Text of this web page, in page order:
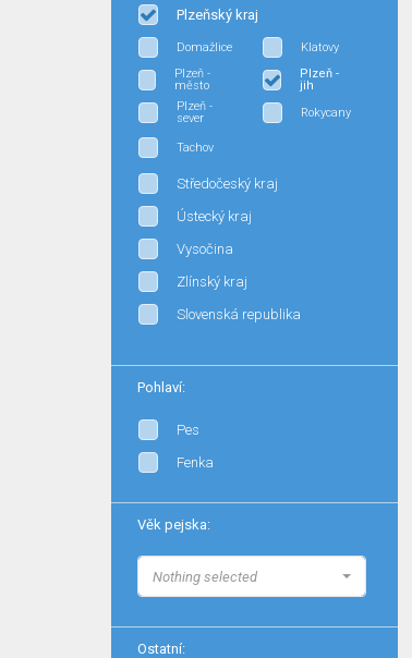
Plzeňský kraj
Domažlice
Klatovy
Plzeň -
město
Plzeň -
jih
Plzeň -
sever
Rokycany
Tachov
Středočeský kraj
Ústecký kraj
Vysočina
Zlínský kraj
Slovenská republika
Pohlaví:
Pes
Fenka
Věk pejska:
Nothing selected
Ostatní: